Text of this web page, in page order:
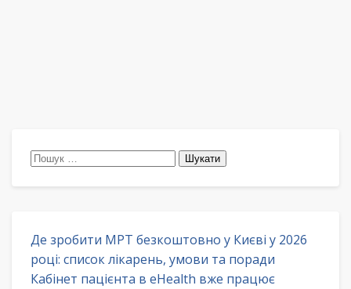
Пошук:
Де зробити МРТ безкоштовно у Києві у 2026
році: список лікарень, умови та поради
Кабінет пацієнта в eHealth вже працює